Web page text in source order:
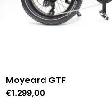
Moyeard GTF
Normale
€1.299,00